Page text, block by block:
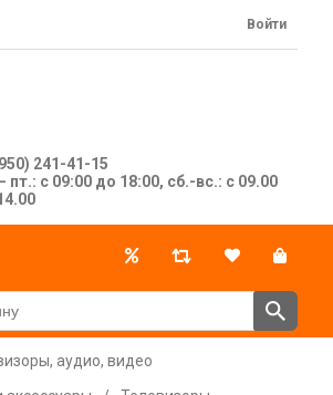
241-41-15
пт.: с 09:00 до 18:00, сб.-вс.: с 09.00
Войти
аудио, видео